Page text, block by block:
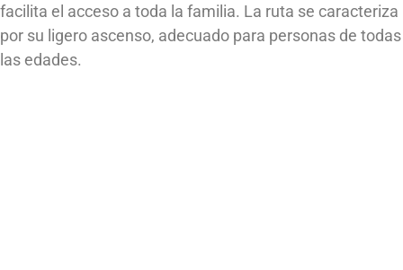
facilita el acceso a toda la familia. La ruta se caracteriza
por su ligero ascenso, adecuado para personas de todas
las edades.